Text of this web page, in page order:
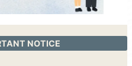
NOTICE